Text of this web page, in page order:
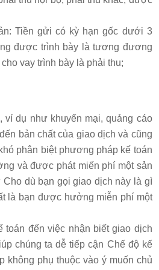
Tiền gửi có kỳ hạn gốc dưới 3
được trình bày là tương đương
vay trình bày là phải thu;
ví dụ như khuyến mại, quảng cáo
bản chất của giao dịch và cũng
phân biệt phương pháp kế toán
và được phát miến phí một sản
dù bạn gọi giao dịch này là gì
là bạn được hưởng miễn phí một
đến việc nhận biết giao dịch
chúng ta dễ tiếp cận Chế độ kế
phụ thuộc vào ý muốn chủ